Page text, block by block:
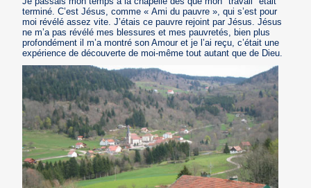
terminé. C’est Jésus, comme « Ami du pauvre », qui s’est pour
moi révélé assez vite. J’étais ce pauvre rejoint par Jésus. Jésus
ne m’a pas révélé mes blessures et mes pauvretés, bien plus
profondément il m’a montré son Amour et je l’ai reçu, c’était une
expérience de découverte de moi-même tout autant que de Dieu.